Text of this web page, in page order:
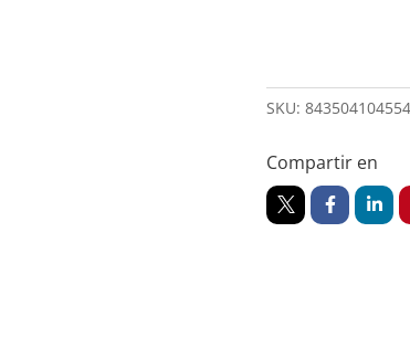
SKU:
Compartir en